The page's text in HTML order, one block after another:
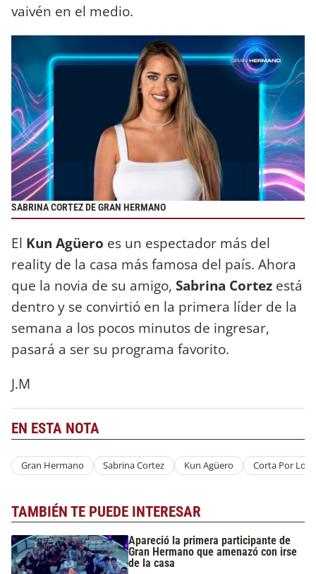
vaivén en el medio.
SABRINA CORTEZ DE GRAN HERMANO
El Kun Agüero es un espectador más del
reality de la casa más famosa del país. Ahora
que la novia de su amigo, Sabrina Cortez está
dentro y se convirtió en la primera líder de la
semana a los pocos minutos de ingresar,
pasará a ser su programa favorito.
J.M
EN ESTA NOTA
Gran Hermano Sabrina Cortez Kun Agüero Corta Por
TAMBIÉN TE PUEDE INTERESAR
Apareció la primera participante de
Gran Hermano que amenazó con irse
de la casa